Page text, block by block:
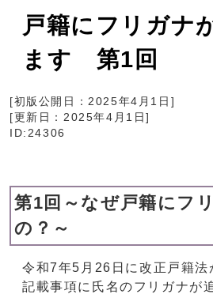
戸籍にフリガナ
ます 第1回
[初版公開日：2025年4月1日 ]
[更新日： 2025年4月1日]
ID:24306
第1回～なぜ戸籍にフ
の？～
令和7年5月26日に改正戸籍法
記載事項に氏名のフリガナが